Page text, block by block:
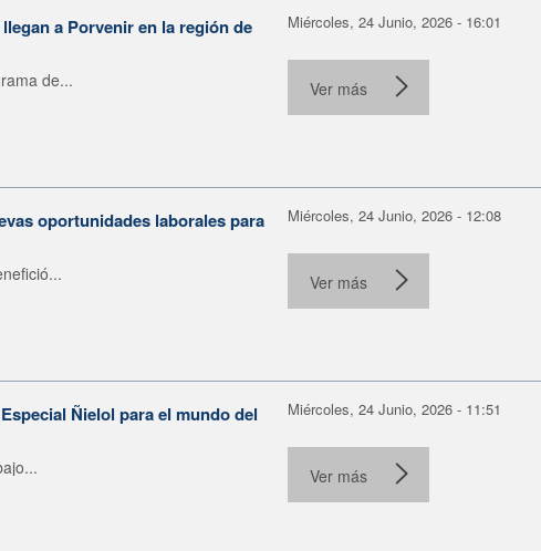
a Porvenir en la región de
de...
Miércoles, 24 Junio, 2026 - 16:01
Ver más
oportunidades laborales para
Miércoles, 24 Junio, 2026 - 12:08
Ver más
Ñielol para el mundo del
Miércoles, 24 Junio, 2026 - 11:51
Ver más